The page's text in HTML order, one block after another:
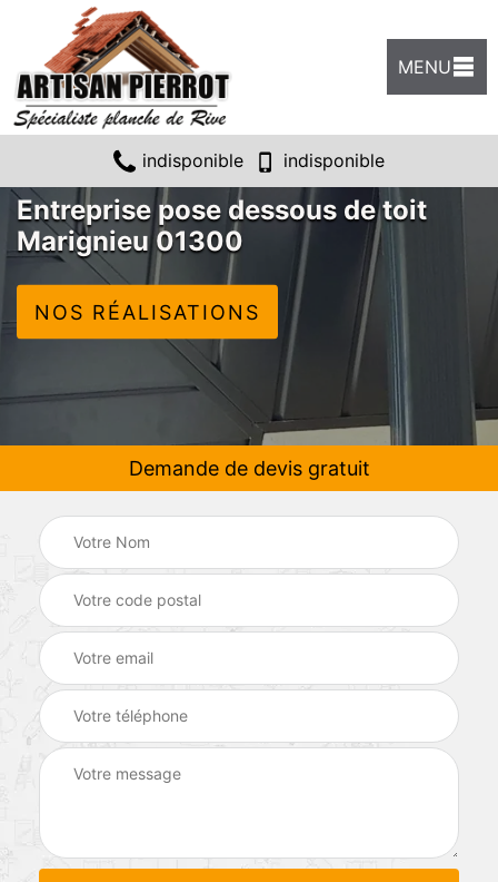
MENU
indisponible indisponible
Entreprise pose dessous de toit
Marignieu 01300
NOS RÉALISATIONS
Demande de devis gratuit